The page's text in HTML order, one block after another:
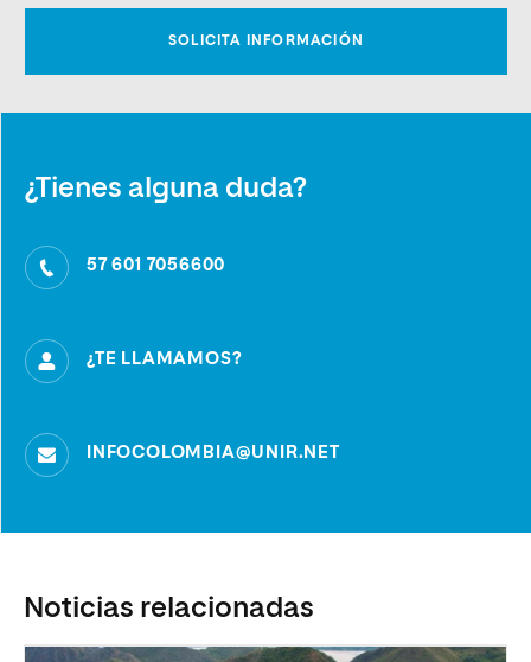
¿Tienes alguna duda?
57 601 7056600
¿TE LLAMAMOS?
INFOCOLOMBIA@UNIR.NET
Noticias relacionadas